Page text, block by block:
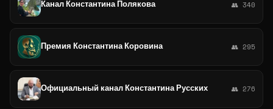
Канал Константина Полякова 👥 340
Премия Константина Коровина 👥 295
Официальный канал Константина Русских 👥 276